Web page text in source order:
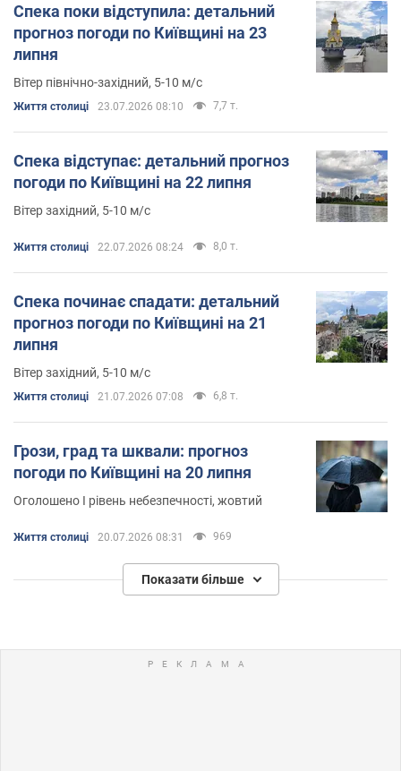
Спека поки відступила: детальний
прогноз погоди по Київщині на 23
липня
Вітер північно-західний, 5-10 м/с
Життя столиці 23.07.2026 08:10 7,7 т.
Спека відступає: детальний прогноз
погоди по Київщині на 22 липня
Вітер західний, 5-10 м/с
Життя столиці 22.07.2026 08:24 8,0 т.
Спека починає спадати: детальний
прогноз погоди по Київщині на 21
липня
Вітер західний, 5-10 м/с
Життя столиці 21.07.2026 07:08 6,8 т.
Грози, град та шквали: прогноз
погоди по Київщині на 20 липня
Оголошено І рівень небезпечності, жовтий
Життя столиці 20.07.2026 08:31 969
Показати більше